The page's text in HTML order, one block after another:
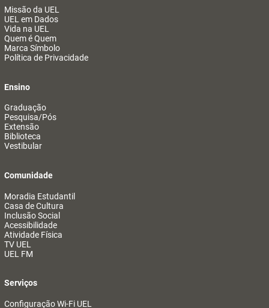
Missão da UEL
UEL em Dados
Vida na UEL
Quem é Quem
Marca Símbolo
Política de Privacidade
Ensino
Graduação
Pesquisa/Pós
Extensão
Biblioteca
Vestibular
Comunidade
Moradia Estudantil
Casa de Cultura
Inclusão Social
Acessibilidade
Atividade Física
TV UEL
UEL FM
Serviços
Configuração Wi-Fi UEL